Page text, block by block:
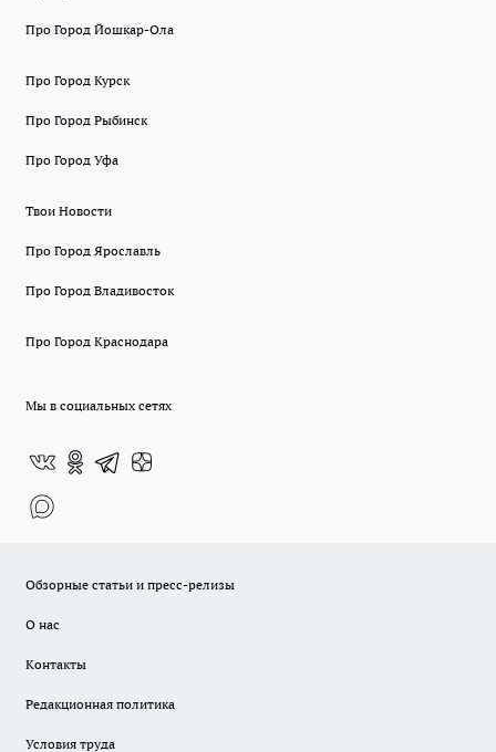
Про Город Йошкар-Ола
Про Город Курск
Про Город Рыбинск
Про Город Уфа
Твои Новости
Про Город Ярославль
Про Город Владивосток
Про Город Краснодара
Мы в социальных сетях
Обзорные статьи и пресс-релизы
О нас
Контакты
Редакционная политика
Условия труда